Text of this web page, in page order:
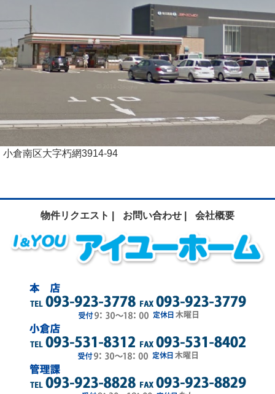
小倉南区大字朽網3914-94
物件リクエスト | お問い合わせ | 会社概要